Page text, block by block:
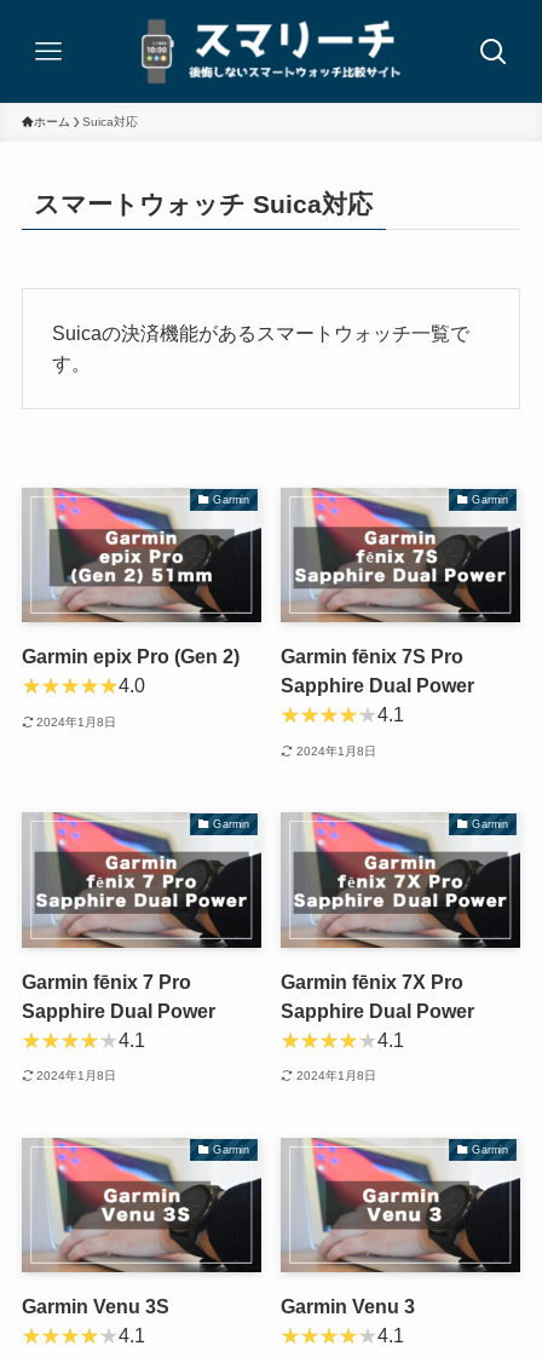
ホーム Suica対応
スマートウォッチ Suica対応
Suicaの決済機能があるスマートウォッチ一覧で
す。
Garmin
Garmin epix Pro (Gen 2)
4.0
2024年1月8日
Garmin
Garmin fēnix 7S Pro
Sapphire Dual Power
4.1
2024年1月8日
Garmin
Garmin fēnix 7 Pro
Sapphire Dual Power
4.1
2024年1月8日
Garmin
Garmin fēnix 7X Pro
Sapphire Dual Power
4.1
2024年1月8日
Garmin
Garmin Venu 3S
4.1
Garmin
Garmin Venu 3
4.1